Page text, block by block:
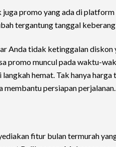
juga promo yang ada di
tergantung tanggal
Anda tidak ketinggalan diskon
promo muncul pada waktu-
hemat. Tak hanya
membantu persiapan perjalanan.
fitur bulan termurah